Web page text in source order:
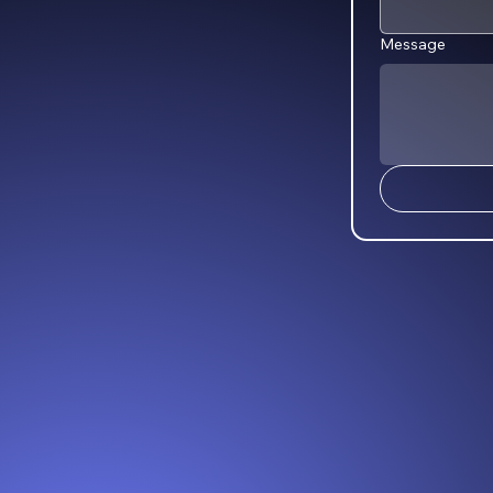
Message